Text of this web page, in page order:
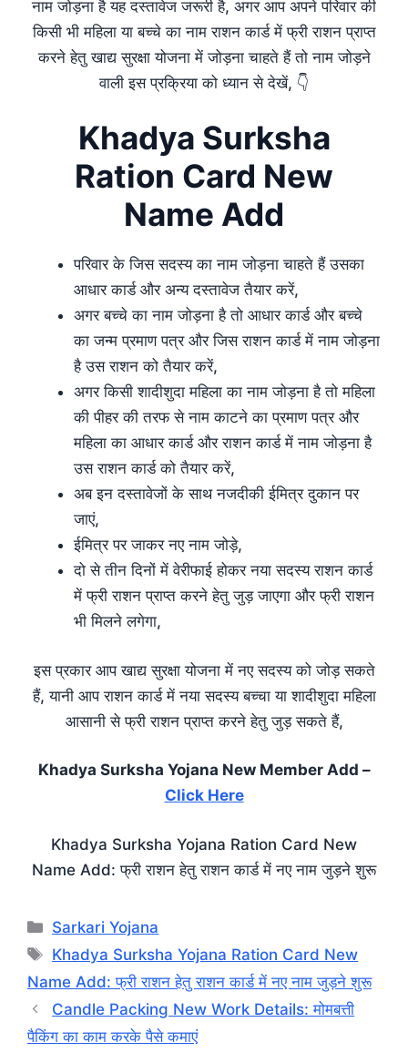
नाम जोड़ना है यह दस्तावेज जरूरी है, अगर आप अपने परिवार की
किसी भी महिला या बच्चे का नाम राशन कार्ड में फ्री राशन प्राप्त
करने हेतु खाद्य सुरक्षा योजना में जोड़ना चाहते हैं तो नाम जोड़ने
वाली इस प्रक्रिया को ध्यान से देखें, 👇
Khadya Surksha
Ration Card New
Name Add
परिवार के जिस सदस्य का नाम जोड़ना चाहते हैं उसका
आधार कार्ड और अन्य दस्तावेज तैयार करें,
अगर बच्चे का नाम जोड़ना है तो आधार कार्ड और बच्चे
का जन्म प्रमाण पत्र और जिस राशन कार्ड में नाम जोड़ना
है उस राशन को तैयार करें,
अगर किसी शादीशुदा महिला का नाम जोड़ना है तो महिला
की पीहर की तरफ से नाम काटने का प्रमाण पत्र और
महिला का आधार कार्ड और राशन कार्ड में नाम जोड़ना है
उस राशन कार्ड को तैयार करें,
अब इन दस्तावेजों के साथ नजदीकी ईमित्र दुकान पर
जाएं,
ईमित्र पर जाकर नए नाम जोड़े,
दो से तीन दिनों में वेरीफाई होकर नया सदस्य राशन कार्ड
में फ्री राशन प्राप्त करने हेतु जुड़ जाएगा और फ्री राशन
भी मिलने लगेगा,
इस प्रकार आप खाद्य सुरक्षा योजना में नए सदस्य को जोड़ सकते
हैं, यानी आप राशन कार्ड में नया सदस्य बच्चा या शादीशुदा महिला
आसानी से फ्री राशन प्राप्त करने हेतु जुड़ सकते हैं,
Khadya Surksha Yojana New Member Add –
Click Here
Khadya Surksha Yojana Ration Card New
Name Add: फ्री राशन हेतु राशन कार्ड में नए नाम जुड़ने शुरू
Categories
Sarkari Yojana
Tags
Khadya Surksha Yojana Ration Card New
Name Add: फ्री राशन हेतु राशन कार्ड में नए नाम जुड़ने शुरू
Candle Packing New Work Details: मोमबत्ती
पैकिंग का काम करके पैसे कमाएं